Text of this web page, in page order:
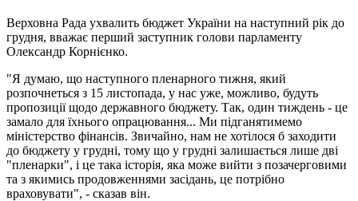
Верховна Рада ухвалить бюджет України на наступний рік до
грудня, вважає перший заступник голови парламенту
Олександр Корнієнко.
"Я думаю, що наступного пленарного тижня, який
розпочнеться з 15 листопада, у нас уже, можливо, будуть
пропозиції щодо державного бюджету. Так, один тиждень - це
замало для їхнього опрацювання... Ми підганятимемо
міністерство фінансів. Звичайно, нам не хотілося б заходити
до бюджету у грудні, тому що у грудні залишається лише дві
"пленарки", і це така історія, яка може вийти з позачерговими
та з якимись продовженнями засідань, це потрібно
враховувати", - сказав він.